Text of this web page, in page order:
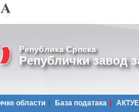
Република Српска
Републички завод
области Базa података